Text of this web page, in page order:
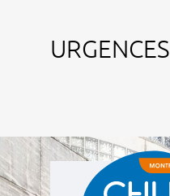
URGENCES